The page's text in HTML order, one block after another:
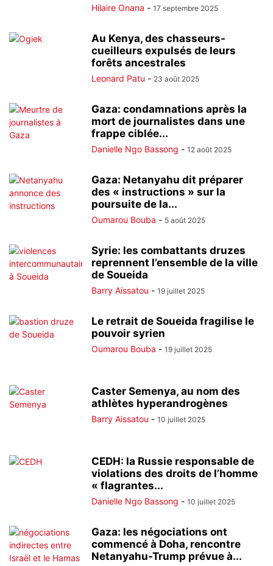
Hilaire Onana - 17 septembre 2025
Au Kenya, des chasseurs-
cueilleurs expulsés de leurs
forêts ancestrales
Leonard Patu - 23 août 2025
Gaza: condamnations après la
mort de journalistes dans une
frappe ciblée...
Danielle Ngo Bassong - 12 août 2025
Gaza: Netanyahu dit préparer
des « instructions » sur la
poursuite de la...
Oumarou Bouba - 5 août 2025
Syrie: les combattants druzes
reprennent l’ensemble de la ville
de Soueida
Barry Aissatou - 19 juillet 2025
Le retrait de Soueida fragilise le
pouvoir syrien
Oumarou Bouba - 19 juillet 2025
Caster Semenya, au nom des
athlètes hyperandrogènes
Barry Aissatou - 10 juillet 2025
CEDH: la Russie responsable de
violations des droits de l’homme
« flagrantes...
Danielle Ngo Bassong - 10 juillet 2025
Gaza: les négociations ont
commencé à Doha, rencontre
Netanyahu-Trump prévue à...